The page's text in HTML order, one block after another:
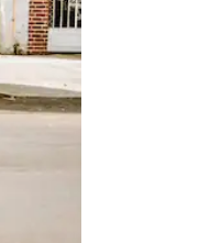
glisser.